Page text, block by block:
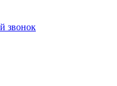
звонок